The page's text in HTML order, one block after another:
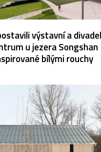
výstavní a
u jezera Songshan
bílými rouchy